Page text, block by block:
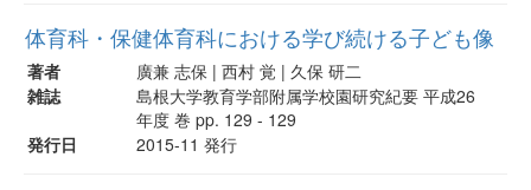
体育科・保健体育科における学び続ける子ども像
著者
廣兼 志保 | 西村 覚 | 久保 研二
雑誌
島根大学教育学部附属学校園研究紀要 平成26
年度 巻 pp. 129 - 129
発行日
2015-11 発行